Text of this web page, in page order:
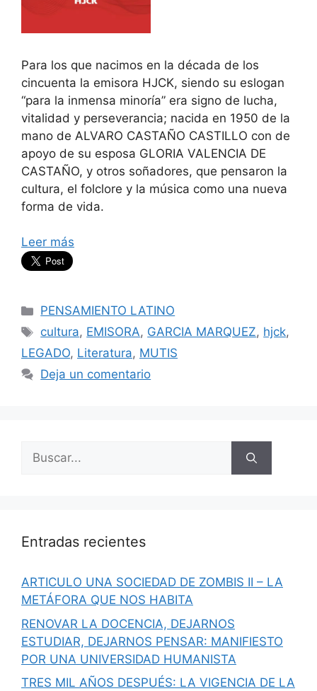
Para los que nacimos en la década de los
cincuenta la emisora HJCK, siendo su eslogan
“para la inmensa minoría” era signo de lucha,
vitalidad y perseverancia; nacida en 1950 de la
mano de ALVARO CASTAÑO CASTILLO con de
apoyo de su esposa GLORIA VALENCIA DE
CASTAÑO, y otros soñadores, que pensaron la
cultura, el folclore y la música como una nueva
forma de vida.
Leer más
Categorías
PENSAMIENTO LATINO
Etiquetas
cultura, EMISORA, GARCIA MARQUEZ, hjck,
LEGADO, Literatura, MUTIS
Deja un comentario
Buscar:
Entradas recientes
ARTICULO UNA SOCIEDAD DE ZOMBIS II – LA
METÁFORA QUE NOS HABITA
RENOVAR LA DOCENCIA, DEJARNOS
ESTUDIAR, DEJARNOS PENSAR: MANIFIESTO
POR UNA UNIVERSIDAD HUMANISTA
TRES MIL AÑOS DESPUÉS: LA VIGENCIA DE LA